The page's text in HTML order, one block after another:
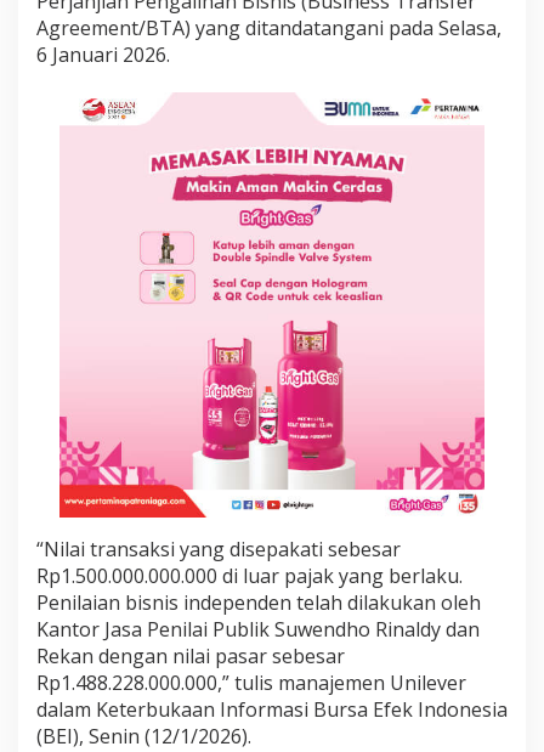
N
i
i
1
,
5
T
i
l
Agreement/BTA) yang ditandatangani pada Selasa,
6 Januari 2026.
“Nilai transaksi yang disepakati sebesar
Rp1.500.000.000.000 di luar pajak yang berlaku.
Penilaian bisnis independen telah dilakukan oleh
Kantor Jasa Penilai Publik Suwendho Rinaldy dan
Rekan dengan nilai pasar sebesar
Rp1.488.228.000.000,” tulis manajemen Unilever
dalam Keterbukaan Informasi Bursa Efek Indonesia
(BEI), Senin (12/1/2026).